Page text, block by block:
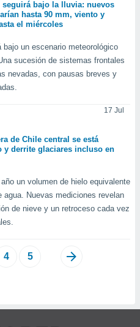
seguirá bajo la lluvia: nuevos
hasta 90 mm, viento y
el miércoles
bajo un escenario meteorológico
sucesión de sistemas frontales
nevadas, con pausas breves y
17 Jul
de Chile central se está
y derrite glaciares incluso en
un volumen de hielo equivalente
Nuevas mediciones revelan
de nieve y un retroceso cada vez
4 5